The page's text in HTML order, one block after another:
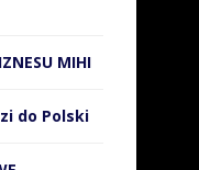
MIHI
do Polski